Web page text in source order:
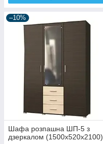
–10%
Шафа розпашна ШП-5 з
дзеркалом (1500х520х2100)